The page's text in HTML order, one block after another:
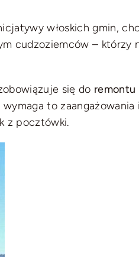
włoskich gmin,
cudzoziemców – którzy
się do remontu
wymaga to
z pocztówki.